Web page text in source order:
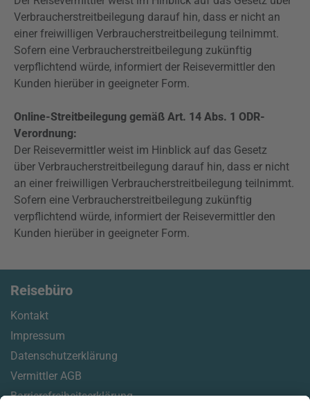
Verbraucherstreitbeilegung darauf hin, dass er nicht an
einer freiwilligen Verbraucherstreitbeilegung teilnimmt.
Sofern eine Verbraucherstreitbeilegung zukünftig
verpflichtend würde, informiert der Reisevermittler den
Kunden hierüber in geeigneter Form.
Online-Streitbeilegung gemäß Art. 14 Abs. 1 ODR-
Verordnung:
Der Reisevermittler weist im Hinblick auf das Gesetz
über Verbraucherstreitbeilegung darauf hin, dass er nicht
an einer freiwilligen Verbraucherstreitbeilegung teilnimmt.
Sofern eine Verbraucherstreitbeilegung zukünftig
verpflichtend würde, informiert der Reisevermittler den
Kunden hierüber in geeigneter Form.
Reisebüro
Kontakt
Impressum
Datenschutzerklärung
Vermittler AGB
Barrierefreiheitserklärung